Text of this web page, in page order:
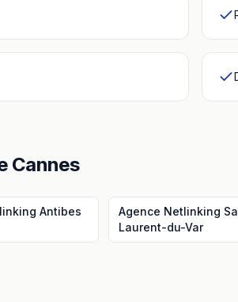
Cannes
Antibes Agence Netlinking
Laurent-du-Var